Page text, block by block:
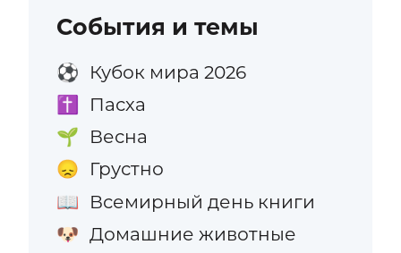
События и темы
⚽ Кубок мира 2026
✝️ Пасха
🌱 Весна
😞 Грустно
📖 Всемирный день книги
🐶 Домашние животные